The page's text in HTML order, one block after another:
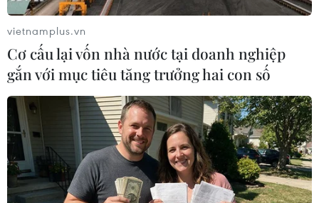
nhân.
vietnamplus.vn
Cơ cấu lại vốn nhà nước tại doanh nghiệp
gắn với mục tiêu tăng trưởng hai con số